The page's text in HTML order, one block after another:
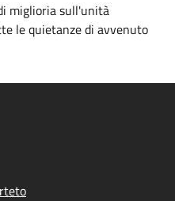
miglioria sull'unità
le quietanze di avvenuto